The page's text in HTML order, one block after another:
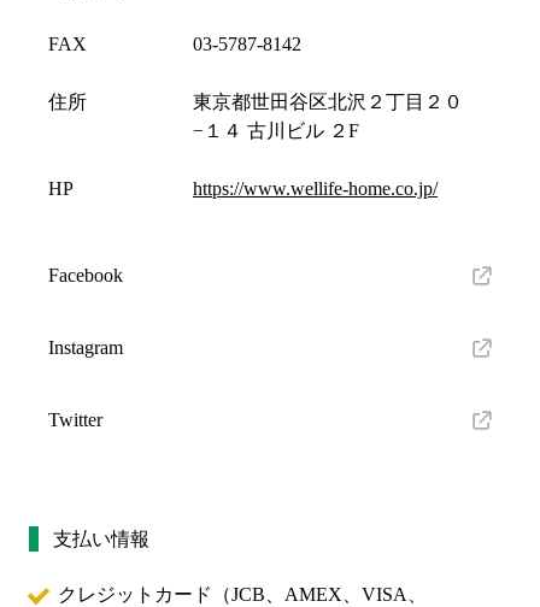
FAX 03-5787-8142
住所
東京都世田谷区北沢２丁目２０
−１４ 古川ビル ２F
HP https://www.wellife-home.co.jp/
Facebook
Instagram
Twitter
支払い情報
クレジットカード（JCB、AMEX、VISA、